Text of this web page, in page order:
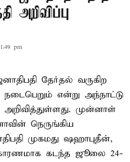
அறிவிப்பு
pm
தேர்தல் வருகிற
என்று அந்நாட்டு
முன்னாள்
நெருங்கிய
முகமது ஷஹாபுதீன்,
கடந்த ஜூலை 24-